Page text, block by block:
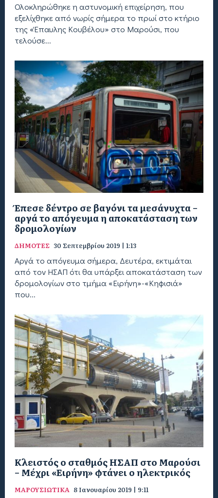
Ολοκληρώθηκε η αστυνομική επιχείρηση, που
εξελίχθηκε από νωρίς σήμερα το πρωί στο κτήριο
της «Έπαυλης Κουβέλου» στο Μαρούσι, που
τελούσε...
Έπεσε δέντρο σε βαγόνι τα μεσάνυχτα –
αργά το απόγευμα η αποκατάσταση των
δρομολογίων
ΔΗΜΟΤΕΣ 30 Σεπτεμβρίου 2019 | 1:13
Αργά το απόγευμα σήμερα, Δευτέρα, εκτιμάται
από τον ΗΣΑΠ ότι θα υπάρξει αποκατάσταση των
δρομολογίων στο τμήμα «Ειρήνη»-«Κηφισιά»
που...
Κλειστός ο σταθμός ΗΣΑΠ στο Μαρούσι
– Μέχρι «Ειρήνη» φτάνει ο ηλεκτρικός
ΜΑΡΟΥΣΙΩΤΙΚΑ 8 Ιανουαρίου 2019 | 9:11